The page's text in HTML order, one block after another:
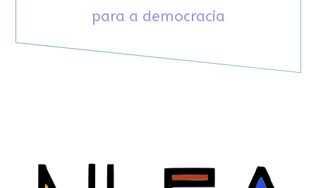
para a democracia